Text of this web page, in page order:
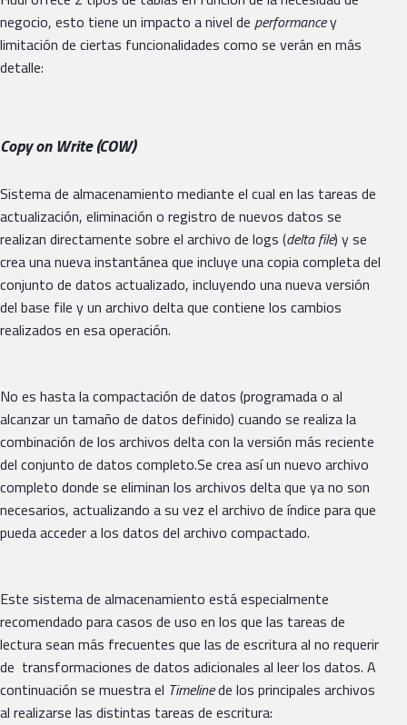
negocio, esto tiene un impacto a nivel de performancey
limitación de ciertas funcionalidades como se verán en más
detalle:
Copy on Write (COW)
Sistema de almacenamiento mediante el cual en las tareas de
actualización, eliminación o registro de nuevos datos se
realizan directamente sobre el archivo de logs (delta file) y se
crea una nueva instantánea que incluye una copia completa del
conjunto de datos actualizado, incluyendo una nueva versión
del base file y un archivo delta que contiene los cambios
realizados en esa operación.
No es hasta la compactación de datos (programada o al
alcanzar un tamaño de datos definido) cuando se realiza la
combinación de los archivos delta con la versión más reciente
del conjunto de datos completo.Se crea así un nuevo archivo
completo donde se eliminan los archivos delta que ya no son
necesarios, actualizando a su vez el archivo de índice para que
pueda acceder a los datos del archivo compactado.
Este sistema de almacenamiento está especialmente
recomendado para casos de uso en los que las tareas de
lectura sean más frecuentes que las de escritura al no requerir
de transformaciones de datos adicionales al leer los datos. A
continuación se muestra el Timelinede los principales archivos
al realizarse las distintas tareas de escritura: